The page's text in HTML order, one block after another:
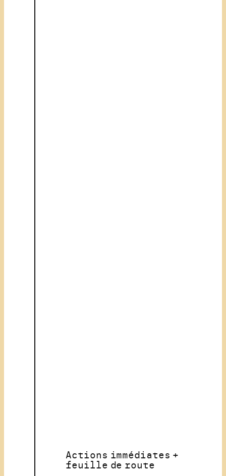
Actions immédiates +
feuille de route